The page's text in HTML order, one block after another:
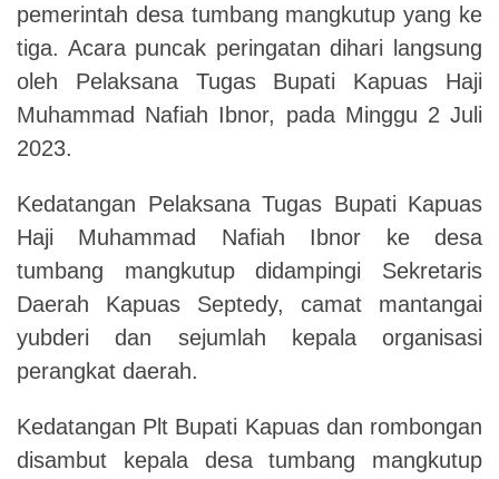
pemerintah desa tumbang mangkutup yang ke
tiga. Acara puncak peringatan dihari langsung
oleh Pelaksana Tugas Bupati Kapuas Haji
Muhammad Nafiah Ibnor, pada Minggu 2 Juli
2023.
Kedatangan Pelaksana Tugas Bupati Kapuas
Haji Muhammad Nafiah Ibnor ke desa
tumbang mangkutup didampingi Sekretaris
Daerah Kapuas Septedy, camat mantangai
yubderi dan sejumlah kepala organisasi
perangkat daerah.
Kedatangan Plt Bupati Kapuas dan rombongan
disambut kepala desa tumbang mangkutup